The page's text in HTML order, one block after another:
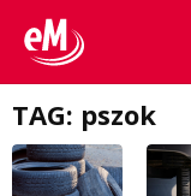
Staszowski
Włoszczowski
Cały ten sport
Dzieciaki Cudaki
Fascynująca nauka
Historia na fali
Koncert życzeń
Kontakt
O nas
TAG: pszok